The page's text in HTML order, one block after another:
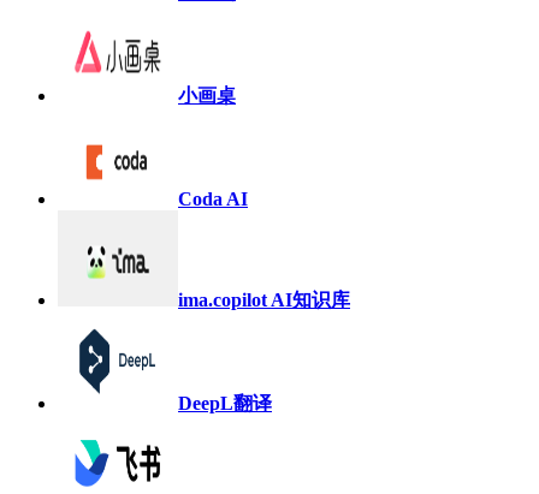
小画桌
Coda AI
ima.copilot AI知识库
DeepL翻译